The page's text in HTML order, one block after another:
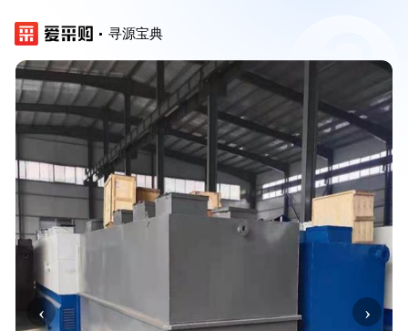
寻源宝典
‹ ›